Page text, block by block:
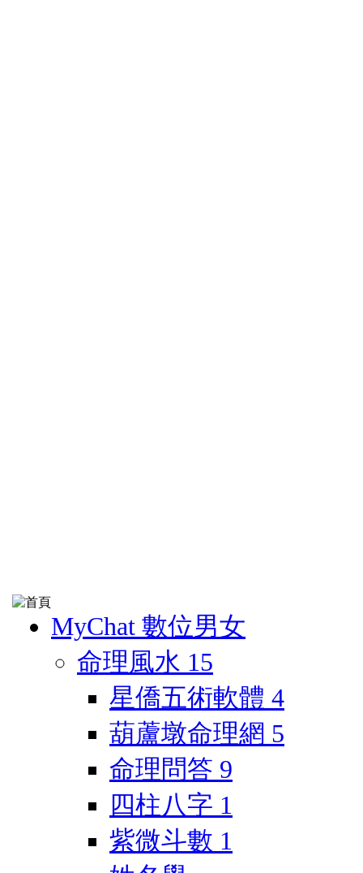
MyChat 數位男女
命理風水 15
星僑五術軟體 4
葫蘆墩命理網 5
命理問答 9
四柱八字 1
紫微斗數 1